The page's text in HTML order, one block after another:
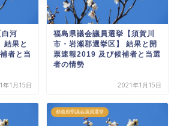
河
結果と
者と当
年1月15日
福島県議会議員選挙【須賀川
市・岩瀬郡選挙区】 結果と開
票速報2019 及び候補者と当選
者の情勢
2021年1月15日
都道府県議会議員選挙